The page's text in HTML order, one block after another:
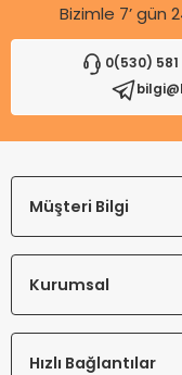
Bizimle 7’ gün
0(530) 581
Müşteri Bilgi
Kurumsal
Hızlı Bağlantılar